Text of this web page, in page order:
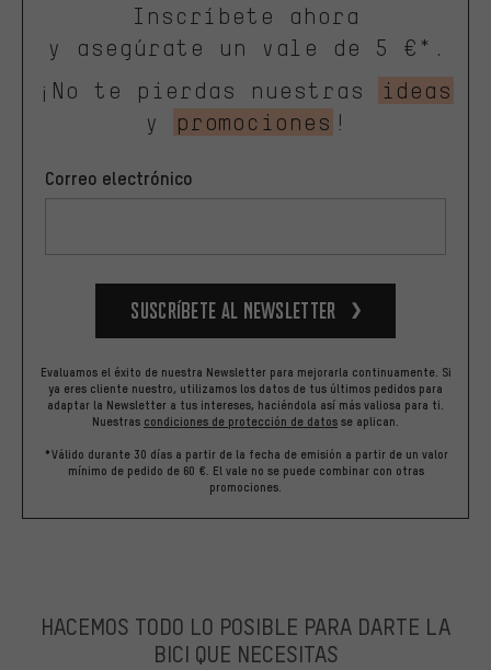
Inscríbete ahora
y asegúrate un vale de 5 €*.
¡No te pierdas nuestras
ideas
y
promociones !
Correo electrónico
Suscríbete al newsletter
Evaluamos el éxito de nuestra Newsletter para mejorarla continuamente. Si
ya eres cliente nuestro, utilizamos los datos de tus últimos pedidos para
adaptar la Newsletter a tus intereses, haciéndola así más valiosa para ti.
Nuestras condiciones de protección de datos se aplican.
*Válido durante 30 días a partir de la fecha de emisión a partir de un valor
mínimo de pedido de 60 €. El vale no se puede combinar con otras
promociones.
HACEMOS TODO LO POSIBLE PARA DARTE LA
BICI QUE NECESITAS